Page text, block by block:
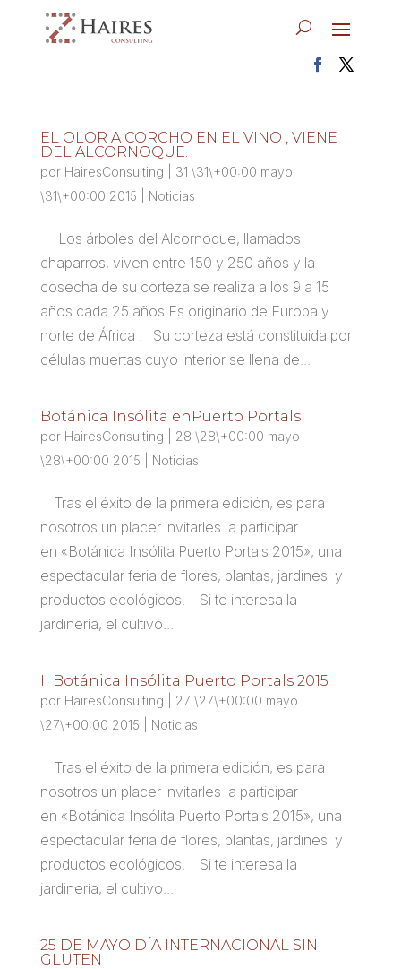
EL OLOR A CORCHO EN EL VINO , VIENE
DEL ALCORNOQUE.
por HairesConsulting
31 \31\+00:00 mayo
\31\+00:00 2015
Noticias
Los árboles del Alcornoque, llamados
chaparros, viven entre 150 y 250 años y la
cosecha de su corteza se realiza a los 9 a 15
años cada 25 años.Es originario de Europa y
norte de África . Su corteza está constituida por
células muertas cuyo interior se llena de...
Botánica Insólita enPuerto Portals
por HairesConsulting
28 \28\+00:00 mayo
\28\+00:00 2015
Noticias
Tras el éxito de la primera edición, es para
nosotros un placer invitarles a participar
en «Botánica Insólita Puerto Portals 2015», una
espectacular feria de flores, plantas, jardines y
productos ecológicos. Si te interesa la
jardinería, el cultivo...
II Botánica Insólita Puerto Portals 2015
por HairesConsulting
27 \27\+00:00 mayo
\27\+00:00 2015
Noticias
Tras el éxito de la primera edición, es para
nosotros un placer invitarles a participar
en «Botánica Insólita Puerto Portals 2015», una
espectacular feria de flores, plantas, jardines y
productos ecológicos. Si te interesa la
jardinería, el cultivo...
25 DE MAYO DÍA INTERNACIONAL SIN
GLUTEN